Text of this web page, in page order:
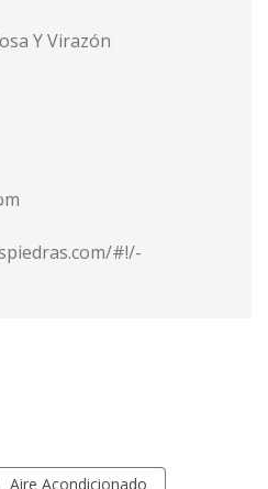
Y Virazón
#!/-
Aire Acondicionado